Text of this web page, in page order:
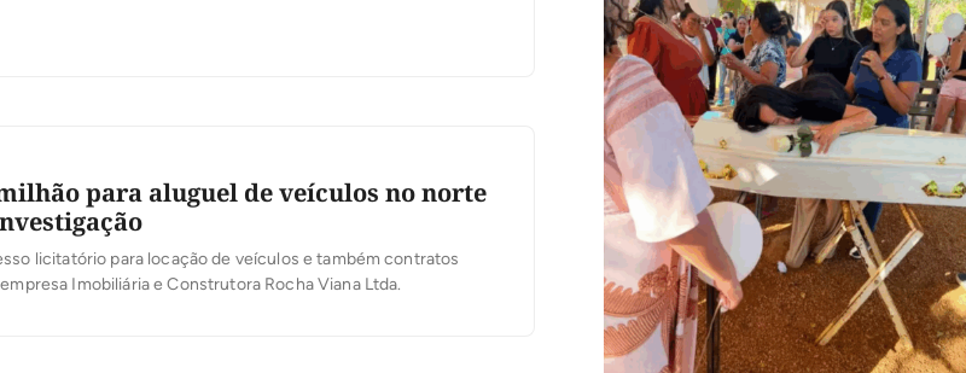
para aluguel de veículos no norte
licitatório para locação de veículos e também contratos
Imobiliária e Construtora Rocha Viana Ltda.